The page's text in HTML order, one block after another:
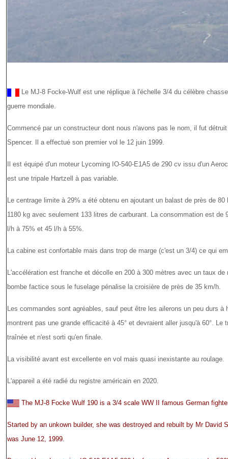
Le MJ-8 Focke-Wulf est une réplique à l'échelle 3/4 du célèbre
guerre mondiale.
Commencé par un constructeur dont nous n'avons pas le nom, il fut
Spencer. Il a effectué son premier vol le 12 juin 1999.
Il est équipé d'un moteur Lycoming IO-540-E1A5 de 290 cv issu d'un
est une tripale Hartzell à pas variable.
Le centrage limite à 29% a été obtenu en ajoutant un balast de près de
1180 kg avec seulement 133 litres de carburant. La consommation est de
l/h à 75% et 45 l/h à 55%.
La cabine est confortable mais dans trop de marge (c'est un 3/4) ce qui
L'accélération est franche et décolle en 200 à 300 mètres avec un taux
bombe factice sous le fuselage pénalise la croisière de près de 35 km/h.
Les commandes sont agréables, sauf peut être les ailerons un peu durs
montrent pas une grande efficacité à 45° et devraient aller jusqu'à 60°. Le
traînée et n'est sorti qu'en finale.
La visibilité avant est excellente en vol mais quasi inexistante au roulage.
L'appareil a été radié du registre américain en 2020.
The MJ-8 Focke Wulf 190 is a 3/4 scale WW II famous German
Started by an unkown builder, she was destroyed and rebuilt by Mr David
was June 12, 1999.